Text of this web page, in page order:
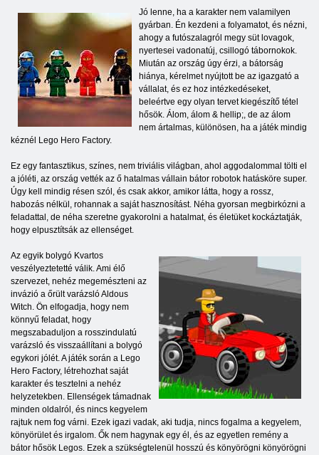
Jó lenne, ha a karakter nem valamilyen
gyárban. Én kezdeni a folyamatot, és nézni,
ahogy a futószalagról megy süt lovagok,
nyertesei vadonatúj, csillogó tábornokok.
Miután az ország úgy érzi, a bátorság
hiánya, kérelmet nyújtott be az igazgató a
vállalat, és ez hoz intézkedéseket,
beleértve egy olyan tervet kiegészítő tétel
hősök. Álom, álom & hellip;, de az álom
nem ártalmas, különösen, ha a játék mindig
kéznél Lego Hero Factory.
Ez egy fantasztikus, színes, nem triviális világban, ahol aggodalommal tölti el
a jóléti, az ország vették az ő hatalmas vállain bátor robotok hatásköre super.
Úgy kell mindig résen szól, és csak akkor, amikor látta, hogy a rossz,
habozás nélkül, rohannak a saját hasznosítást. Néha gyorsan megbirkózni a
feladattal, de néha szeretne gyakorolni a hatalmat, és életüket kockáztatják,
hogy elpusztítsák az ellenséget.
Az egyik bolygó Kvartos
veszélyeztetetté válik. Ami élő
szervezet, nehéz megemészteni az
invázió a őrült varázsló Aldous
Witch. Ön elfogadja, hogy nem
könnyű feladat, hogy
megszabaduljon a rosszindulatú
varázsló és visszaállítani a bolygó
egykori jólét. A játék során a Lego
Hero Factory, létrehozhat saját
karakter és tesztelni a nehéz
helyzetekben. Ellenségek támadnak
minden oldalról, és nincs kegyelem
rajtuk nem fog várni. Ezek igazi vadak, aki tudja, nincs fogalma a kegyelem,
könyörület és irgalom. Ők nem hagynak egy él, és az egyetlen remény a
bátor hősök Legos. Ezek a szükségtelenül hosszú és könyörögni könyörögni